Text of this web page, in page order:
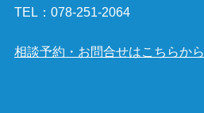
TEL： 078-251-2064
相談予約・お問合せはこちらから